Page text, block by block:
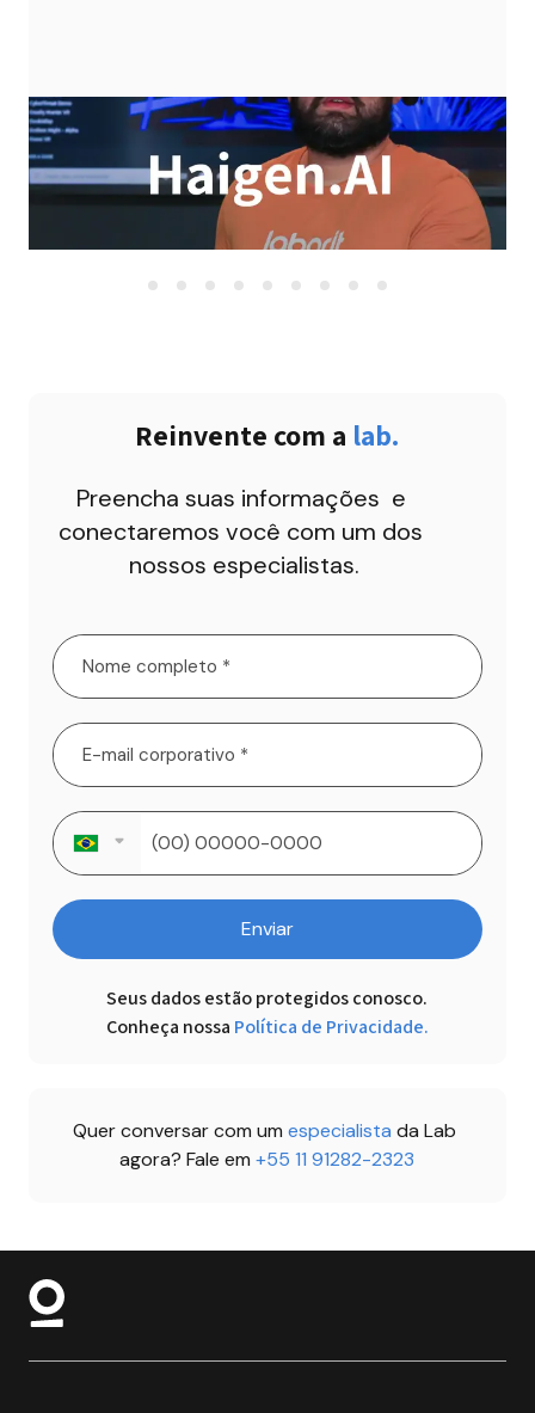
Reinvente com a lab.
Preencha suas informações  e
conectaremos você com um dos
nossos especialistas.
Enviar
Seus dados estão protegidos conosco.
Conheça nossa Política de Privacidade.
Quer conversar com um especialista da Lab
agora? Fale em +55 11 91282-2323